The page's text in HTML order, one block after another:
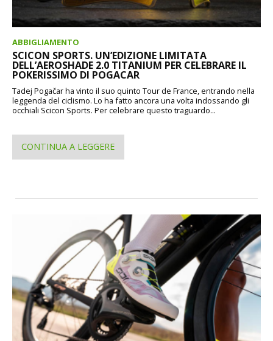
ABBIGLIAMENTO
SCICON SPORTS. UN’EDIZIONE LIMITATA
DELL’AEROSHADE 2.0 TITANIUM PER CELEBRARE IL
POKERISSIMO DI POGACAR
Tadej Pogačar ha vinto il suo quinto Tour de France, entrando nella
leggenda del ciclismo. Lo ha fatto ancora una volta indossando gli
occhiali Scicon Sports. Per celebrare questo traguardo...
CONTINUA A LEGGERE